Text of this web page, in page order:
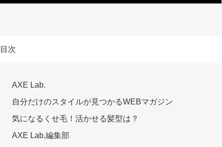
目次
AXE Lab.
自分だけのスタイルが見つかるWEBマガジン
気になるくせ毛！活かせる髪型は？
AXE Lab.編集部